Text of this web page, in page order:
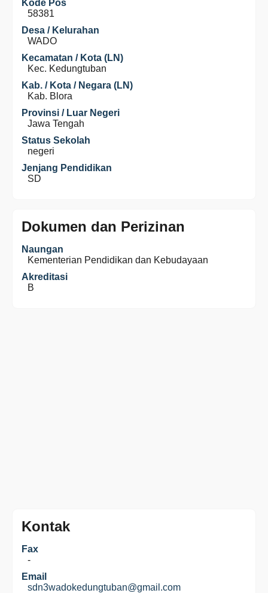
Kode Pos
58381
Desa / Kelurahan
WADO
Kecamatan / Kota (LN)
Kec. Kedungtuban
Kab. / Kota / Negara (LN)
Kab. Blora
Provinsi / Luar Negeri
Jawa Tengah
Status Sekolah
negeri
Jenjang Pendidikan
SD
Dokumen dan Perizinan
Naungan
Kementerian Pendidikan dan Kebudayaan
Akreditasi
B
Kontak
Fax
-
Email
sdn3wadokedungtuban@gmail.com